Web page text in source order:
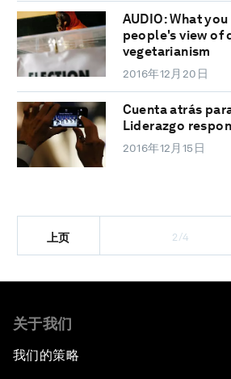
AUDIO: What
people's view of
vegetarianism
2016年12月20日
Cuenta atrás
Liderazgo
2016年12月15日
上页 2/4
关于我们
我们的策略